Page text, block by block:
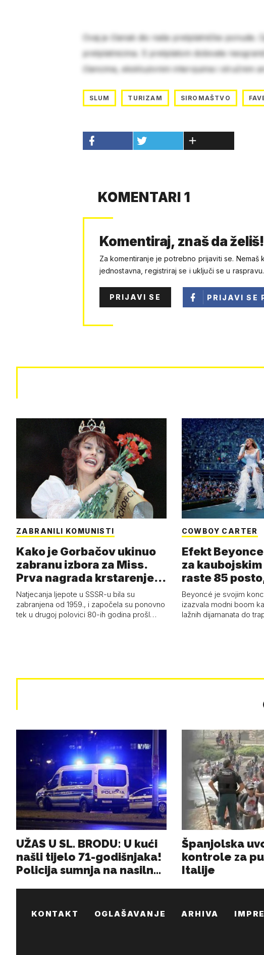
Ovaj je članak dio naše pretplatničke ponude.
pretplatnicima. S pretplatom dobivate
člancima, ekskluzivnim intervjuima i stručnim
SLUM TURIZAM SIROMAŠTVO
KOMENTARI 1
Komentiraj, znaš da želiš!
Za komentiranje je potrebno prijaviti se. Nemaš
jednostavna, registriraj se i uključi se u raspravu.
PRIJAVI SE PRIJAVI SE
ZABRANILI KOMUNISTI
Kako je Gorbačov ukinuo
zabranu izbora za Miss.
Prva nagrada krstarenje
Jadran…
Natjecanja ljepote u SSSR-u bila su
zabranjena od 1959., i započela su ponovno
tek u drugoj polovici 80-ih godina prošl…
COWBOY CARTER
Efekt
za
raste 85
čizmama 53
Beyoncé je svojim
izazvala modni boom
lažnih dijamanata do
KONTAKT OGLAŠAVANJE ARHIVA